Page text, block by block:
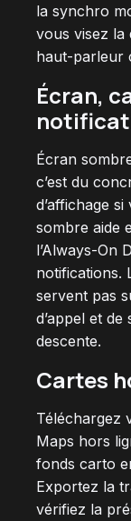
la synchro
vous visez la
haut-parleur
Écran,
Écran
c’est du
d’affichage
sombre aide
l’Always-On
notifications.
servent pas
d’appel et
descente.
Cartes
Téléchargez
Maps hors
fonds carto
Exportez la
vérifiez la